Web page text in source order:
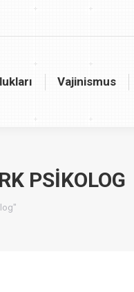
Vajinismus
PSIKOLOG